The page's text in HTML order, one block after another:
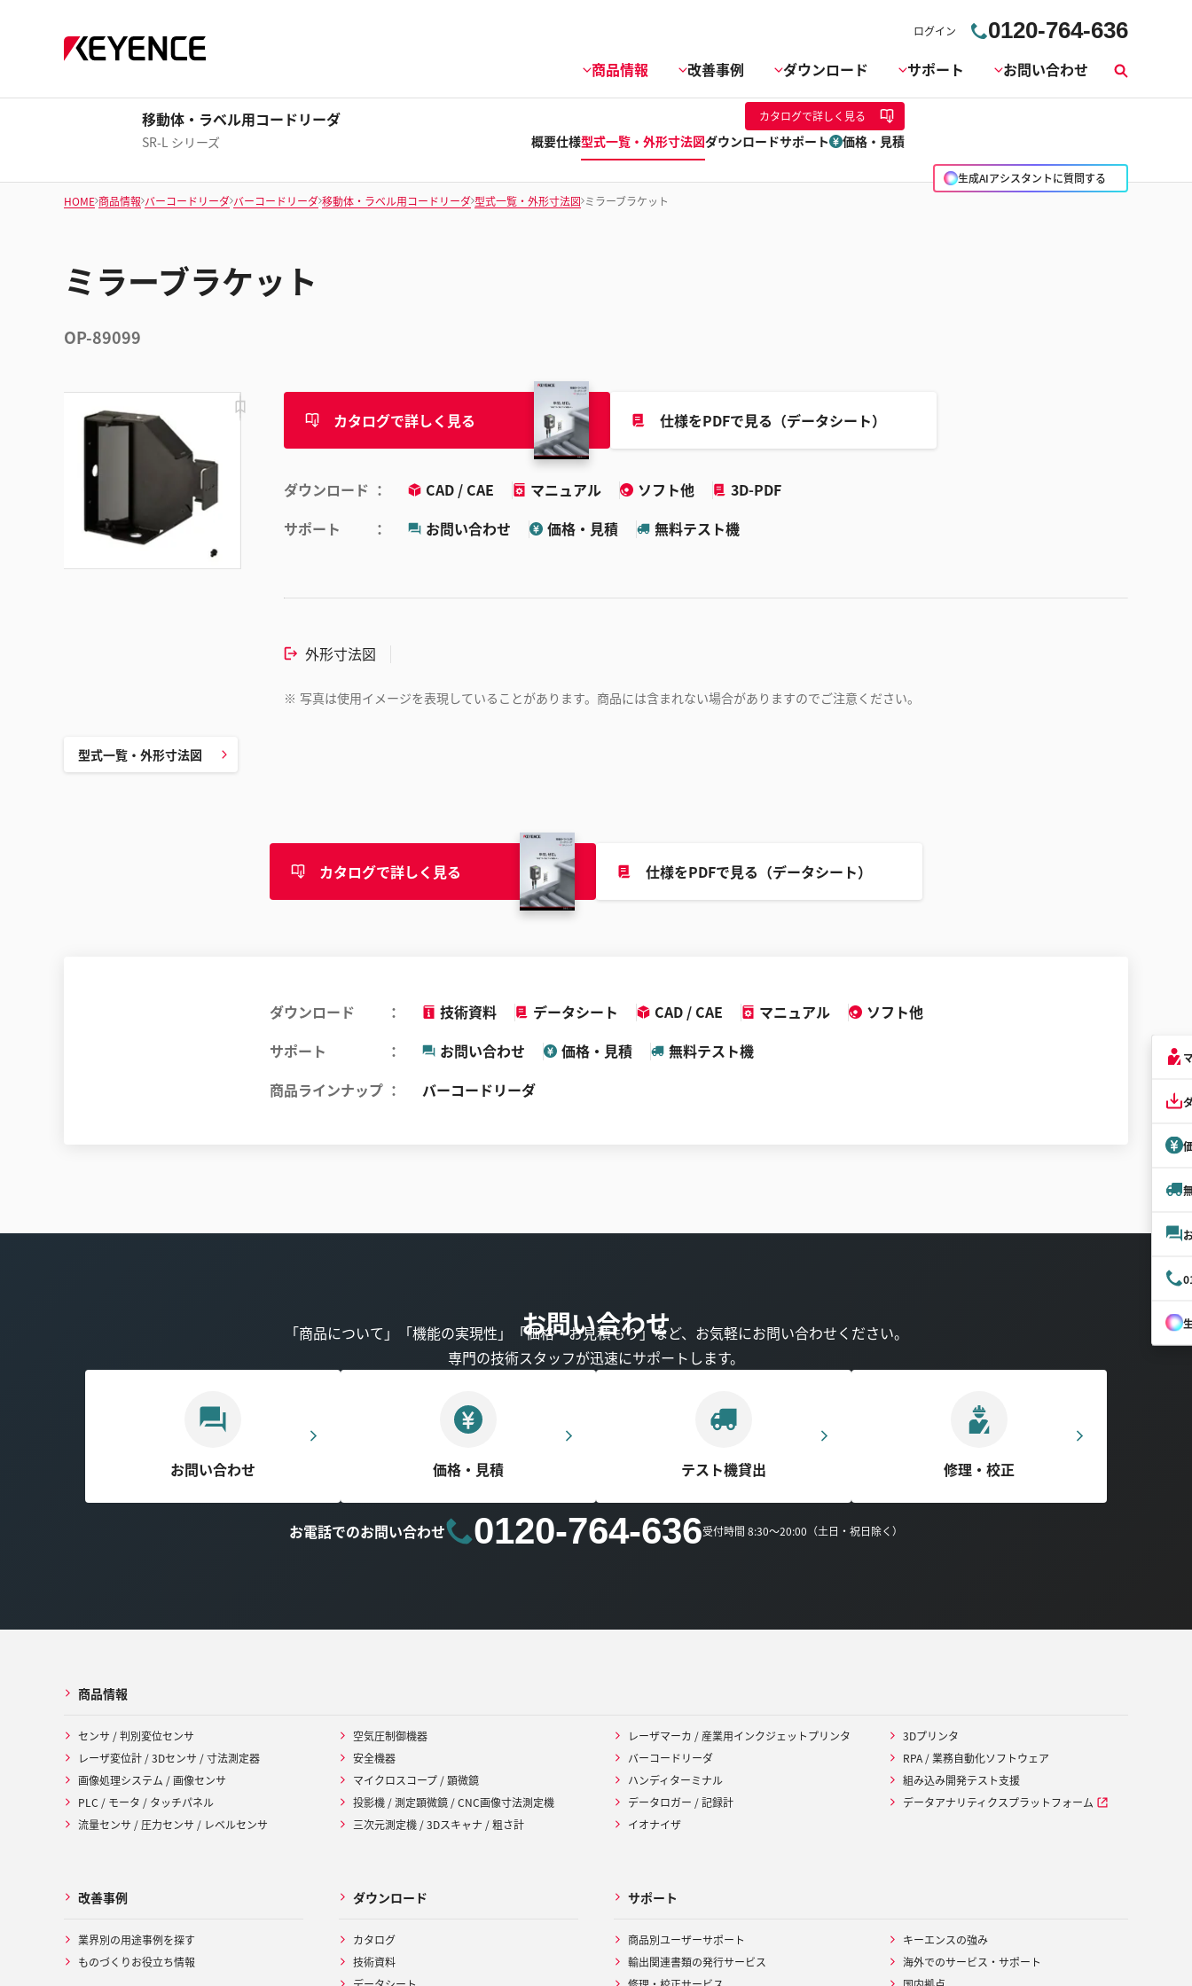
ログイン 0120-764-636
商品情報 改善事例 ダウンロード サポート お問い合わせ
索
移動体・ラベル用コードリーダ
SR-L シリーズ
生成AIアシスタントに質問する
カタログで詳しく見る
概要仕様型式一覧・外形寸法図ダウンロードサポート 価格・見積
HOME 商品情報 バーコードリーダ バーコードリーダ 移動体・ラベル用コードリーダ 型式一覧・外形寸法図 ミラーブラケット
ミラーブラケット
OP-89099
カタログで詳しく見る 仕様をPDFで見る（データシート）
ダウンロード CAD / CAE マニュアル ソフト他
3D-PDF
サポート
お問い合わせ 価格・見積 無料テスト機
外形寸法図
※ 写真は使用イメージを表現していることがあります。商品には含まれない場合がありますのでご注意ください。
型式一覧・外形寸法図
カタログで詳しく見る 仕様をPDFで見る（データシート）
ダウンロード 技術資料 データシート CAD / CAE マニュアル
ソフト他
サポート
お問い合わせ 価格・見積
無料テスト機
商品ラインナップ
バーコードリーダ
お問い合わせ
「商品について」「機能の実現性」「価格・お見積もり」など、お気軽にお問い合わせください。
専門の技術スタッフが迅速にサポートします。
お問い合わせ 価格・見積 テスト機貸出 修理・校正
お電話でのお問い合わせ 0120-764-636受付時間 8:30～20:00（土日・祝日除く）
商品情報
センサ / 判別変位センサ
レーザ変位計 / 3Dセンサ / 寸法測定器
画像処理システム / 画像センサ
PLC / モータ / タッチパネル
流量センサ / 圧力センサ / レベルセンサ
空気圧制御機器
安全機器
マイクロスコープ / 顕微鏡
投影機 / 測定顕微鏡 / CNC画像寸法測定機
三次元測定機 / 3Dスキャナ / 粗さ計
レーザマーカ / 産業用インクジェットプリンタ
バーコードリーダ
ハンディターミナル
データロガー / 記録計
イオナイザ
3Dプリンタ
RPA / 業務自動化ソフトウェア
組み込み開発テスト支援
データアナリティクスプラットフォーム
改善事例
業界別の用途事例を探す
ものづくりお役立ち情報
ダウンロード
カタログ
技術資料
サポート
商品別ユーザーサポート
輸出関連書類の発行サービス
キーエンスの強み
海外でのサービス・サポート